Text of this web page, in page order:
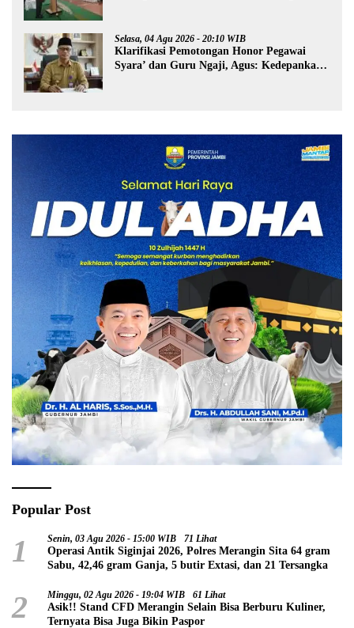
Selasa, 04 Agu 2026 - 20:10 WIB
Klarifikasi Pemotongan Honor Pegawai
Syara’ dan Guru Ngaji, Agus: Kedepankan
Popular Post
1 Senin, 03 Agu 2026 - 15:00 WIB 71 Lihat
Operasi Antik Siginjai 2026, Polres Merangin Sita 64 gram
Sabu, 42,46 gram Ganja, 5 butir Extasi, dan 21 Tersangka
2 Minggu, 02 Agu 2026 - 19:04 WIB 61 Lihat
Asik!! Stand CFD Merangin Selain Bisa Berburu Kuliner,
Ternyata Bisa Juga Bikin Paspor